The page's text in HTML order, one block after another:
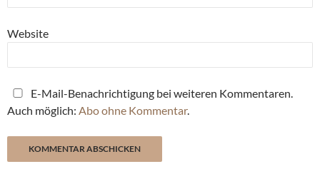
Website
E-Mail-Benachrichtigung bei weiteren Kommentaren.
Auch möglich: Abo ohne Kommentar.